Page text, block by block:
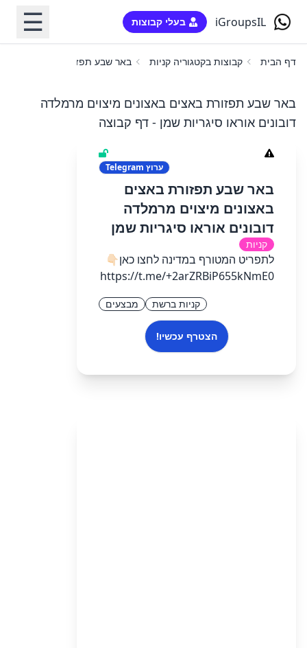
iGroupsIL בעלי קבוצות ☰
דף הבית קבוצות בקטגוריה קניות באר שבע תפזורת באצים
באר שבע תפזורת באצים באצונים מיצוים מרמלדה
דובונים אוראו סיגריות שמן - דף קבוצה
ערוץ
באר שבע תפזורת באצים
באצונים מיצוים מרמלדה
דובונים אוראו סיגריות שמן
קניות
לתפריט המטורף במדינה לחצו כאן👇🏻
קניות ברשת מבצעים
הצטרף עכשיו!